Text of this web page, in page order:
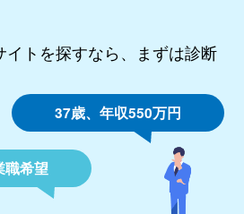
イトを探すなら、まずは診断
職希望
37歳、年収550万円